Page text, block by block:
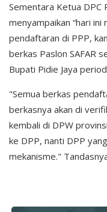
Sementara Ketua DPC
menyampaikan “hari
pendaftaran di PPP,
berkas Paslon SAFAR
Bupati Pidie Jaya
"Semua berkas
berkasnya akan di
kembali di DPW
ke DPP, nanti DPP
mekanisme."